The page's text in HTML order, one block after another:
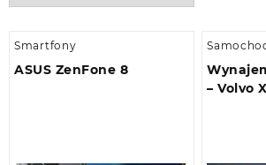
Smartfony
ASUS ZenFone 8
– Volvo